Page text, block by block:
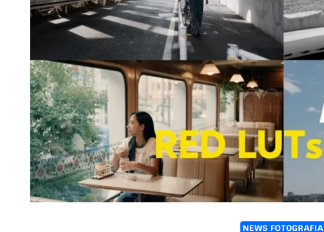
NEWS FOTOGRAFIA